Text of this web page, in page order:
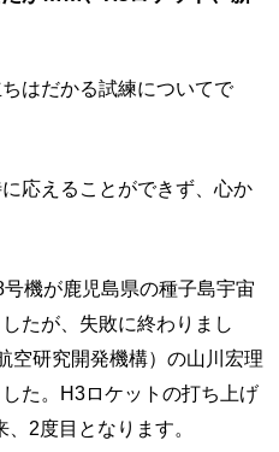
はだかる試練についてで
応えることができず、心か
機が鹿児島県の種子島宇宙
たが、失敗に終わりまし
空研究開発機構）の山川宏理
た。H3ロケットの打ち上げ
2度目となります。